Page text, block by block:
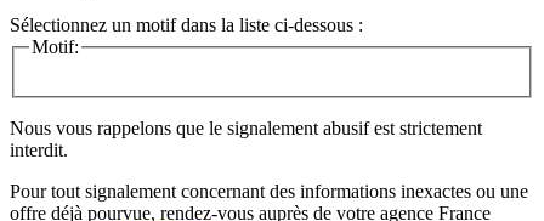
Sélectionnez un motif dans la liste ci-dessous :
Motif:
Nous vous rappelons que le signalement abusif est strictement
interdit.
Pour tout signalement concernant des informations inexactes ou une
offre déjà pourvue, rendez-vous auprès de votre agence France